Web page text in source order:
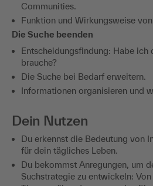
Communities.
Funktion und Wirkungsweise
Die Suche beenden
Entscheidungsfindung: Habe
brauche?
Die Suche bei Bedarf erweitern.
Informationen organisieren und
Dein Nutzen
Du erkennst die Bedeutung von
für dein tägliches Leben.
Du bekommst Anregungen, um
Suchstrategie zu entwickeln: